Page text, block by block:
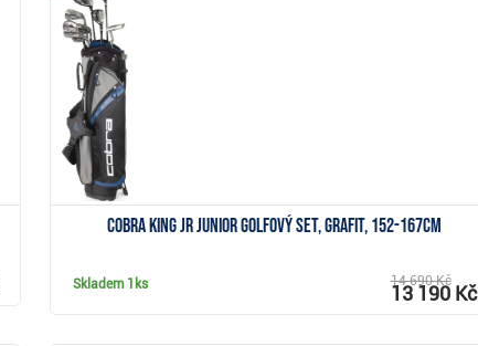
Cobra KING JR junior golfový set, grafit, 152-167cm
Skladem 1ks 14 690 Kč
13 190 Kč